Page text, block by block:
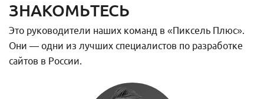
ЗНАКОМЬТЕСЬ
Это руководители наших команд в «Пиксель Плюс».
Они — одни из лучших специалистов по разработке
сайтов в России.